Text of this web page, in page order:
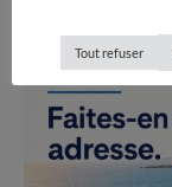
Tout refuser